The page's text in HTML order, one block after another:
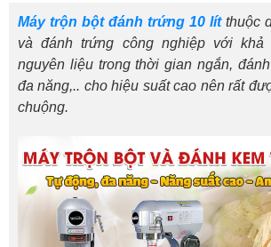
Máy trộn bột đánh trứng 10 lítthuộc
và đánh trứng công nghiệp với khả
nguyên liệu trong thời gian ngắn,
đa năng,.. cho hiệu suất cao nên rất
chuộng.